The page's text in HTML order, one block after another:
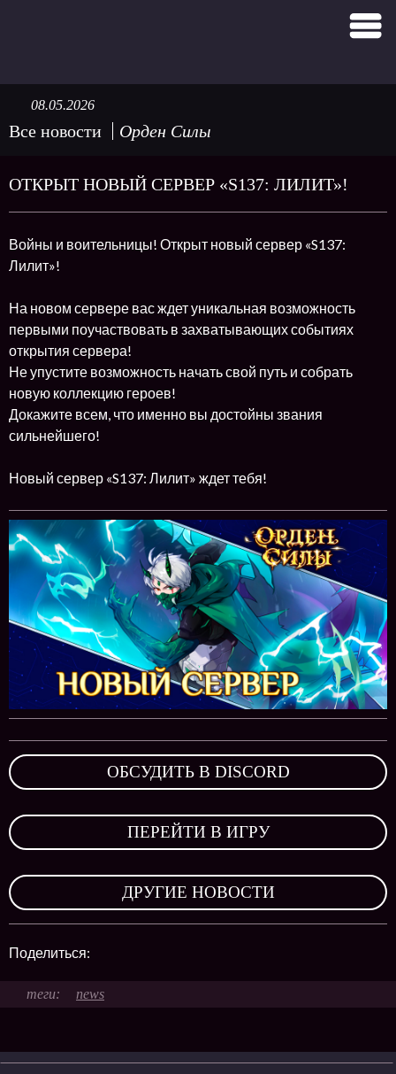
Все новости Орден Силы
08.05.2026
ОТКРЫТ НОВЫЙ СЕРВЕР «S137: ЛИЛИТ»!
Войны и воительницы! Открыт новый сервер «S137:
Лилит»!
На новом сервере вас ждет уникальная возможность
первыми поучаствовать в захватывающих событиях
открытия сервера!
Не упустите возможность начать свой путь и собрать
новую коллекцию героев!
Докажите всем, что именно вы достойны звания
сильнейшего!
Новый сервер «S137: Лилит» ждет тебя!
ОБСУДИТЬ В DISCORD
ПЕРЕЙТИ В ИГРУ
ДРУГИЕ НОВОСТИ
Поделиться:
news